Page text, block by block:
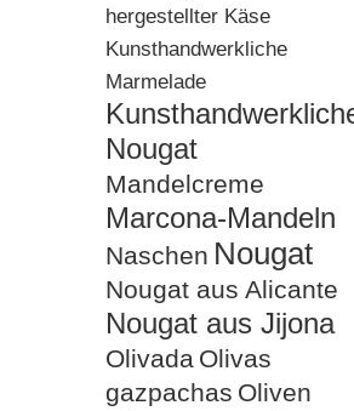
hergestellter Käse
Kunsthandwerkliche
Marmelade
Nougat
Mandelcreme
Marcona-Mandeln
Naschen Nougat
Nougat aus Alicante
Nougat aus Jijona
Olivada Olivas
gazpachas Oliven